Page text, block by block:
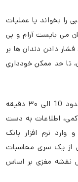
را بخواند یا عملیات
می بایست آرام و بی
دادن دندان ها بر
تا حد ممکن خودداری
ثبت نقشه مغزی، بسته به پروتکل انجام، حدود 10 الی ۳۰ دقیقه
کمی، اطلاعات به دست
نرم افزار بانک
از یک سری محاسبات
نقشه مغزی بر اساس